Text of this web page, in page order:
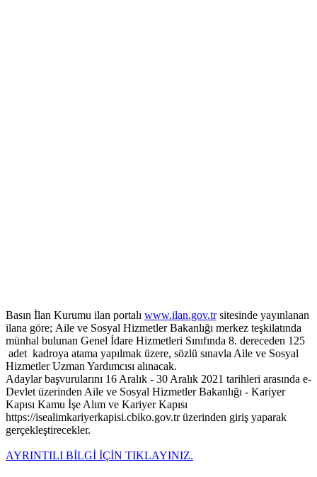
Basın İlan Kurumu ilan portalı www.ilan.gov.trsitesinde yayınlanan
ilana göre; Aile ve Sosyal Hizmetler Bakanlığı merkez teşkilatında
münhal bulunan Genel İdare Hizmetleri Sınıfında 8. dereceden 125
adet kadroya atama yapılmak üzere, sözlü sınavla Aile ve Sosyal
Hizmetler Uzman Yardımcısı alınacak.
Adaylar başvurularını 16 Aralık - 30 Aralık 2021 tarihleri arasında e-
Devlet üzerinden Aile ve Sosyal Hizmetler Bakanlığı - Kariyer
Kapısı Kamu İşe Alım ve Kariyer Kapısı
https://isealimkariyerkapisi.cbiko.gov.tr üzerinden giriş yaparak
gerçekleştirecekler.
AYRINTILI BİLGİ İÇİN TIKLAYINIZ.